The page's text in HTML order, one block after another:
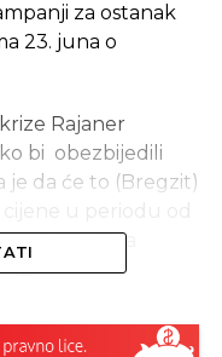
za ostanak
23. juna o
Rajaner
bi obezbijedili
je da će to (Bregzit)
ljudima
manje ulagati
prebaciti neke od